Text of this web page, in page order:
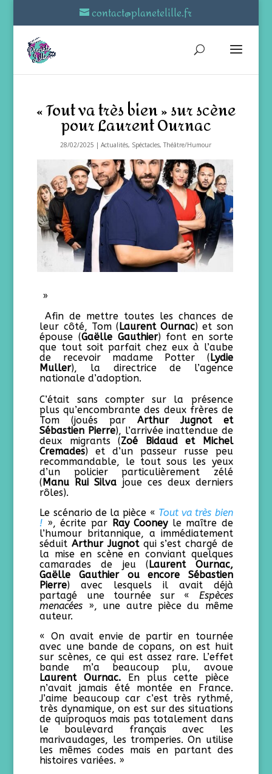
contact@planetelille.fr
« Tout va très bien » sur scène
pour Laurent Ournac
28/02/2025 |Actualités, Spéctacles,Théâtre/Humour
»
Afin de mettre toutes les chances de
leur côté, Tom (Laurent Ournac) et son
épouse (Gaëlle Gauthier) font en sorte
que tout soit parfait chez eux à l’aube
de recevoir madame Potter (Lydie
Muller), la directrice de l’agence
nationale d’adoption.
C’était sans compter sur la présence
plus qu’encombrante des deux frères de
Tom (joués par Arthur Jugnot et
Sébastien Pierre), l’arrivée inattendue de
deux migrants (Zoé Bidaud et Michel
Cremades) et d’un passeur russe peu
recommandable, le tout sous les yeux
d’un policier particulièrement zélé
(Manu Rui Silva joue ces deux derniers
rôles).
Le scénario de la pièce « Tout va très bien
! », écrite par Ray Cooneyle maître de
l’humour britannique, a immédiatement
séduitArthur Jugnotqui s’est chargé de
la mise en scène en conviant quelques
camarades de jeu (Laurent Ournac,
Gaëlle Gauthier ou encore Sébastien
Pierre) avec lesquels il avait déjà
partagé une tournée sur « Espèces
menacées », une autre pièce du même
auteur.
« On avait envie de partir en tournée
avec une bande de copans, on est huit
sur scènes, ce qui est assez rare. L’effet
bande m’a beaucoup plu, avoue
Laurent Ournac. En plus cette pièce
n’avait jamais été montée en France.
J’aime beaucoup car c’est très rythmé,
très dynamique, on est sur des situations
de quiproquos mais pas totalement dans
le boulevard français avec les
marivaudages, les tromperies. On utilise
les mêmes codes mais en partant des
histoires variées. »